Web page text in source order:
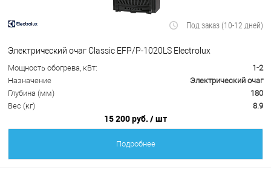
Под заказ (10-12 дней)
Электрический очаг Classic EFP/P-1020LS Electrolux
Мощность обогрева, кВт:
1-2
Назначение
Электрический очаг
Глубина (мм)
180
Вес (кг)
8.9
15 200 руб. / шт
Подробнее